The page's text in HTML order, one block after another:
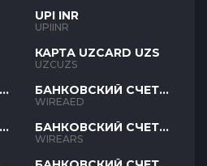
UPI INR
UPIINR
КАРТА UZCARD UZS
UZCUZS
БАНКОВСКИЙ СЧЕТ
AED
WIREAED
БАНКОВСКИЙ СЧЕТ
ARS
WIREARS